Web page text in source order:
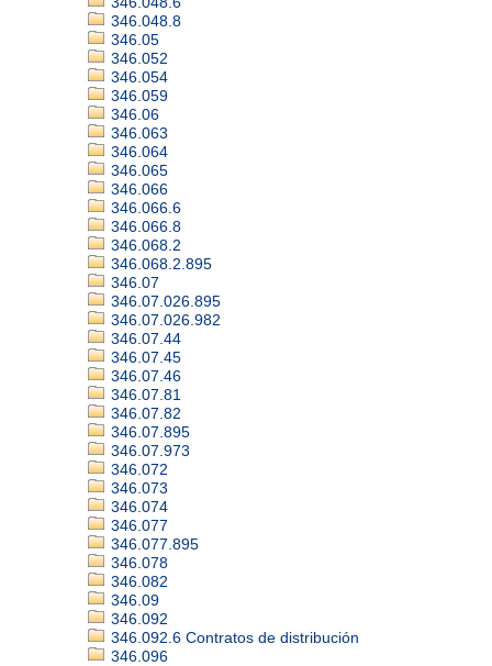
346.048.8
346.05
346.052
346.054
346.059
346.06
346.063
346.064
346.065
346.066
346.066.6
346.066.8
346.068.2
346.068.2.895
346.07
346.07.026.895
346.07.026.982
346.07.44
346.07.45
346.07.46
346.07.81
346.07.82
346.07.895
346.07.973
346.072
346.073
346.074
346.077
346.077.895
346.078
346.082
346.09
346.092
346.092.6 Contratos de distribución
346.096